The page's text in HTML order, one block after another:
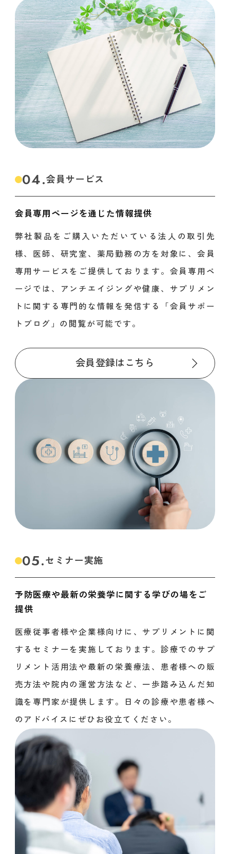
04.会員サービス
会員専用ページを通じた情報提供
弊社製品をご購入いただいている法人の取引先
様、医師、研究室、薬局勤務の方を対象に、会員
専用サービスをご提供しております。会員専用ペ
ージでは、アンチエイジングや健康、サプリメン
トに関する専門的な情報を発信する「会員サポー
トブログ」の閲覧が可能です。
会員登録はこちら
05.セミナー実施
予防医療や最新の栄養学に関する学びの場をご
提供
医療従事者様や企業様向けに、サプリメントに関
するセミナーを実施しております。診療でのサプ
リメント活用法や最新の栄養療法、患者様への販
売方法や院内の運営方法など、一歩踏み込んだ知
識を専門家が提供します。日々の診療や患者様へ
のアドバイスにぜひお役立てください。